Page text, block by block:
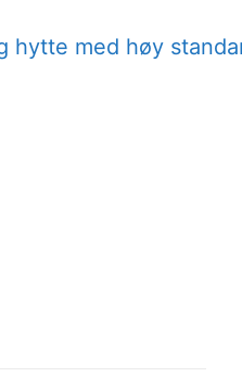
hytte med høy